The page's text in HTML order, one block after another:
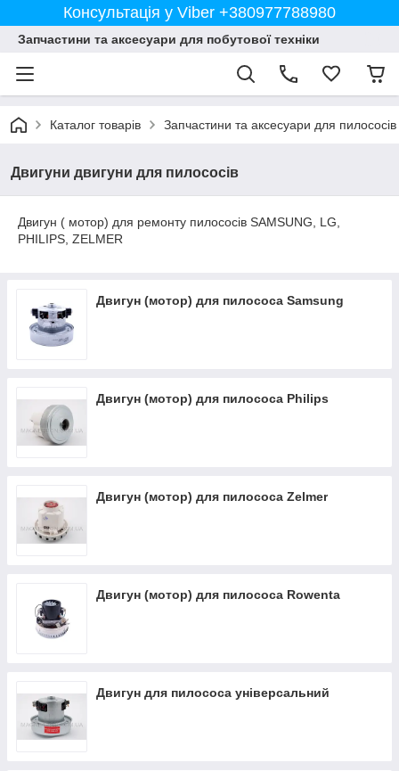
Консультація у Viber +380977788980
Запчастини та аксесуари для побутової техніки
Каталог товарів Запчастини та аксесуари для пилососів
Двигуни двигуни для пилососів
Двигун ( мотор) для ремонту пилососів SAMSUNG, LG,
PHILIPS, ZELMER
Двигун (мотор) для пилососа Samsung
Двигун (мотор) для пилососа Philips
Двигун (мотор) для пилососа Zelmer
Двигун (мотор) для пилососа Rowenta
Двигун для пилососа універсальний